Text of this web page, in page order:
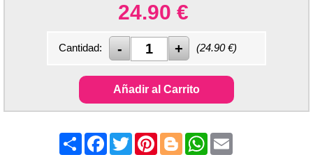
24.90 €
Cantidad: (24.90€)
Añadir al Carrito
ShareFacebook
TwitterPinterest
BloggerWhatsApp